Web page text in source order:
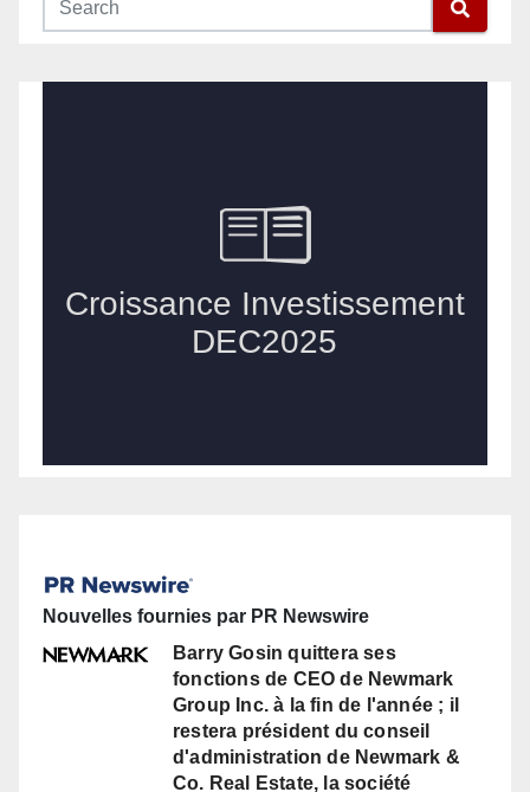
Nouvelles fournies par PR Newswire
Barry Gosin quittera ses
fonctions de CEO de Newmark
Group Inc. à la fin de l'année ; il
restera président du conseil
d'administration de Newmark &
Co. Real Estate, la société